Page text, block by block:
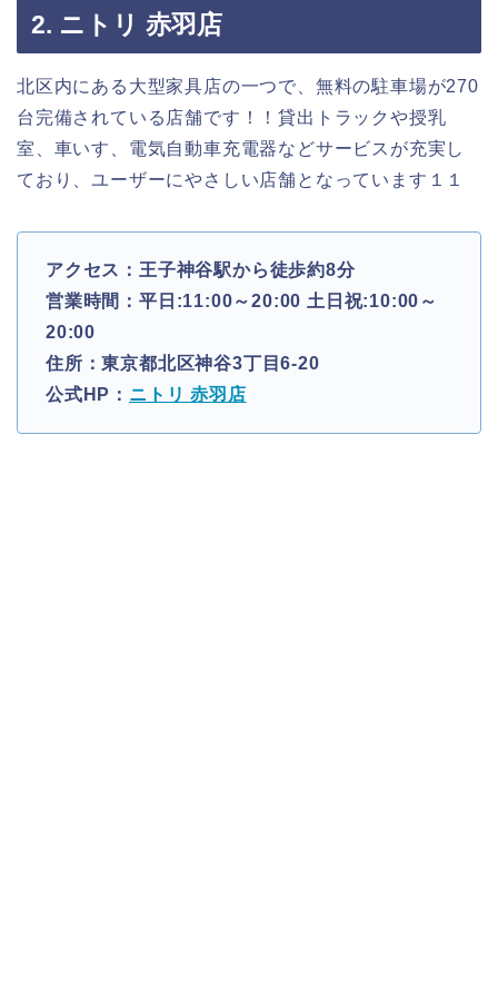
2. ニトリ 赤羽店
北区内にある大型家具店の一つで、無料の駐車場が270
台完備されている店舗です！！貸出トラックや授乳
室、車いす、電気自動車充電器などサービスが充実し
ており、ユーザーにやさしい店舗となっています１１
アクセス：王子神谷駅から徒歩約8分
営業時間：平日:11:00～20:00 土日祝:10:00～
20:00
住所：東京都北区神谷3丁目6-20
公式HP： ニトリ 赤羽店